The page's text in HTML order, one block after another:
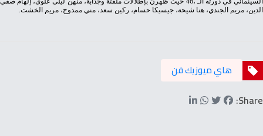
‬الدين،‭ ‬مريم‭ ‬الجندي،‭ ‬هنا‭ ‬شيحة،‭ ‬جيسيكا‭ ‬حسام،‭ ‬ركين‭ ‬سعد،‭ ‬مني‭ ‬ممدوح،‭ ‬مريم‭ ‬الخشت‭.‬
هاي ميوزيك فن
Share: